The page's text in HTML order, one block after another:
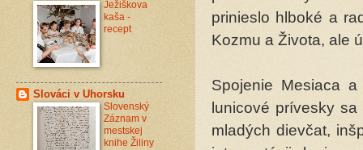
prinieslo hlboké a
Kozmu a Života, ale
Spojenie Mesiaca
lunicové prívesky
mladých dievčat,
Ježiškova
kaša -
recept
Slováci v Uhorsku
Slovenský
Záznam v
mestskej
knihe Žiliny